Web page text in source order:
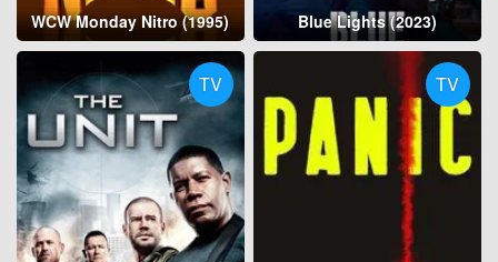
WCW Monday Nitro (1995) Blue Lights (2023)
TV TV